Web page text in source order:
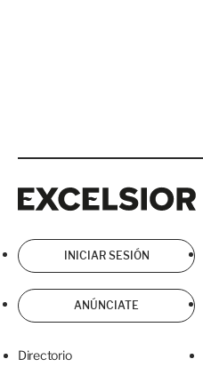
INICIAR SESIÓN
ANÚNCIATE
Directorio